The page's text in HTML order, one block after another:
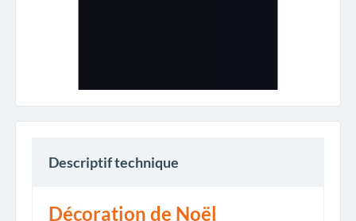
Descriptif technique
Décoration de Noël